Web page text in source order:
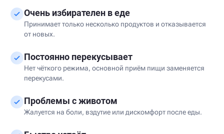
Очень избирателен в еде
Принимает только несколько продуктов и отказывается
от новых.
Постоянно перекусывает
Нет чёткого режима, основной приём пищи заменяется
перекусами.
Проблемы с животом
Жалуется на боли, вздутие или дискомфорт после еды.